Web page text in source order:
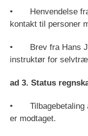
• Henvendelse fra
kontakt til personer
• Brev fra Hans
instruktør for
ad 3. Status
• Tilbagebetaling
er modtaget.